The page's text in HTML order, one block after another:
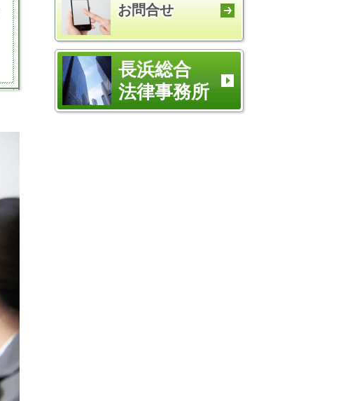
お問合せ
長浜総合
法律事務所